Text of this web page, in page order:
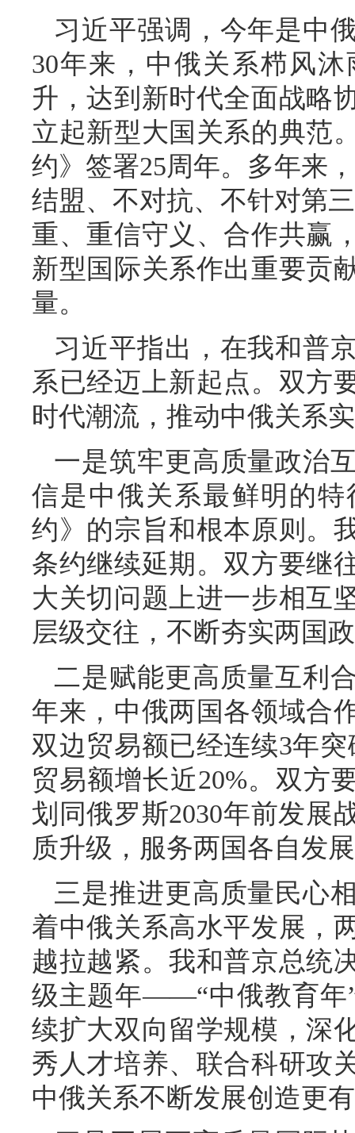
习近平强调，今年是中
30年来，中俄关系栉风
升，达到新时代全面战略
立起新型大国关系的典范
约》签署25周年。多年来
结盟、不对抗、不针对第
重、重信守义、合作共赢
新型国际关系作出重要贡
量。
习近平指出，在我和普
系已经迈上新起点。双方
时代潮流，推动中俄关系
一是筑牢更高质量政治
信是中俄关系最鲜明的
约》的宗旨和根本原则。
条约继续延期。双方要继
大关切问题上进一步相互
层级交往，不断夯实两国
二是赋能更高质量互利
年来，中俄两国各领域合
双边贸易额已经连续3年
贸易额增长近20%。双方
划同俄罗斯2030年前发展
质升级，服务两国各自发
三是推进更高质量民心
着中俄关系高水平发展，
越拉越紧。我和普京总统
级主题年——“中俄教育年
续扩大双向留学规模，深
秀人才培养、联合科研攻
中俄关系不断发展创造更